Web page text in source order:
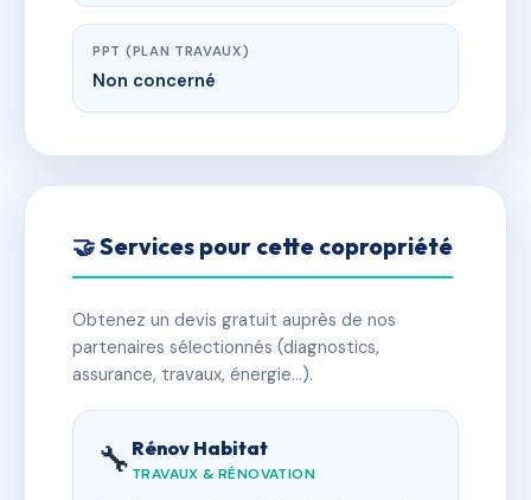
PPT (PLAN TRAVAUX)
Non concerné
🤝 Services pour cette copropriété
Obtenez un devis gratuit auprès de nos
partenaires sélectionnés (diagnostics,
assurance, travaux, énergie…).
🔧 Rénov Habitat
TRAVAUX & RÉNOVATION